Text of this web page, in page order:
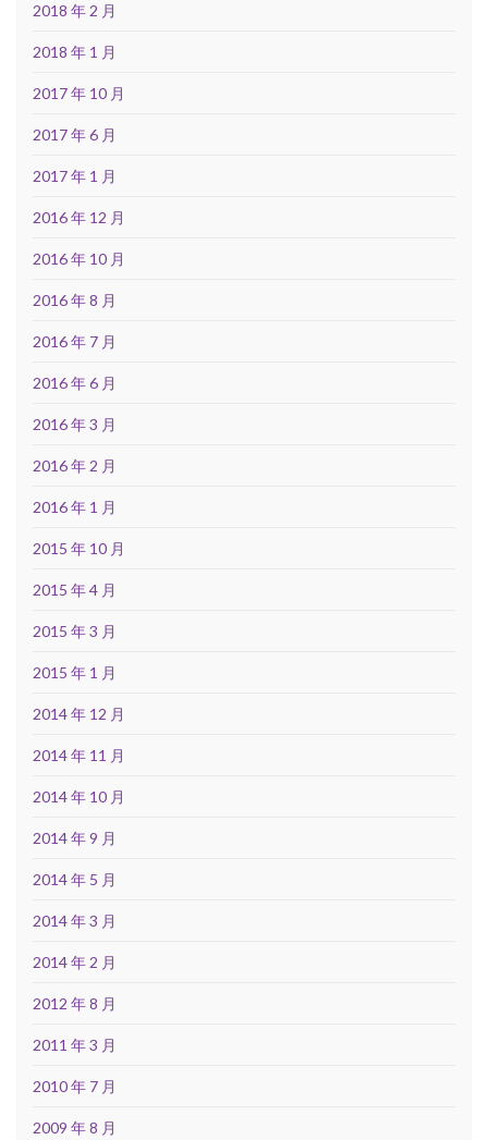
2018 年 2 月
2018 年 1 月
2017 年 10 月
2017 年 6 月
2017 年 1 月
2016 年 12 月
2016 年 10 月
2016 年 8 月
2016 年 7 月
2016 年 6 月
2016 年 3 月
2016 年 2 月
2016 年 1 月
2015 年 10 月
2015 年 4 月
2015 年 3 月
2015 年 1 月
2014 年 12 月
2014 年 11 月
2014 年 10 月
2014 年 9 月
2014 年 5 月
2014 年 3 月
2014 年 2 月
2012 年 8 月
2011 年 3 月
2010 年 7 月
2009 年 8 月